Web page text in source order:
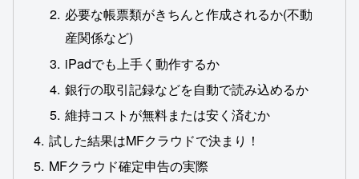
必要な帳票類がきちんと作成されるか(不動
産関係など)
iPadでも上手く動作するか
銀行の取引記録などを自動で読み込めるか
維持コストが無料または安く済むか
試した結果はMFクラウドで決まり！
MFクラウド確定申告の実際